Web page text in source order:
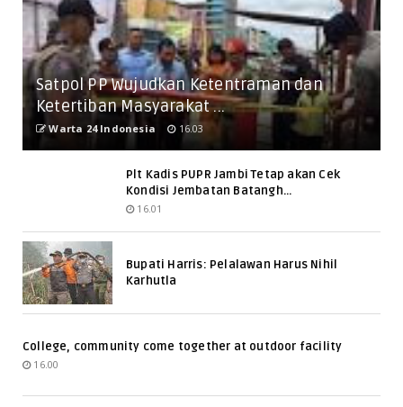
Satpol PP Wujudkan Ketentraman dan
Ketertiban Masyarakat ...
Warta 24 Indonesia 16.03
Plt Kadis PUPR Jambi Tetap akan Cek
Kondisi Jembatan Batangh...
16.01
Bupati Harris: Pelalawan Harus Nihil
Karhutla
College, community come together at outdoor facility
16.00